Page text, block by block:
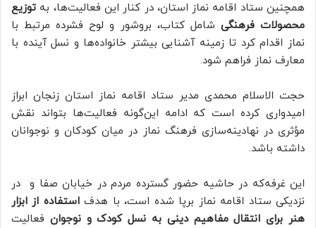
همچنین ستاد اقامه نماز استان، در کنار این فعالیت‌ها، به توزیع
محصولات فرهنگی شامل کتاب، بروشور و لوح فشرده مرتبط با
نماز اقدام کرد تا زمینه آشنایی بیشتر خانواده‌ها و نسل آینده با
معارف نماز فراهم شود.
حجت الاسلام محمدی مدیر ستاد اقامه نماز استان زنجان ابراز
امیدواری کرده است که ادامه این‌گونه فعالیت‌ها بتواند نقش
مؤثری در نهادینه‌سازی فرهنگ نماز در میان کودکان و نوجوانان
داشته باشد.
این غرفه‌که در حاشیه حضور گسترده مردم در خیابان صفا و در
نزدیکی ستاد اقامه نماز برپا شده است، با هدفاستفاده از ابزار
هنر برای انتقال مفاهیم دینی به نسل کودک و نوجوان فعالیت